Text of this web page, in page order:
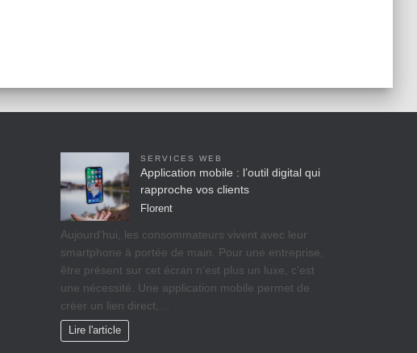
SERVICES WEB
Application mobile : l’outil digital qui
rapproche vos clients
Florent
Aujourd’hui, les consommateurs vivent avec leur
smartphone à portée de main. Pour une entreprise,
être présent sur cet écran n’est plus un luxe, c’est
une nécessité. Une application mobile permet de
créer un lien direct,…
Lire l'article